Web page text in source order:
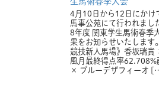
4月10日から12日にかけ
馬事公苑にて行われまし
8年度 関東学生馬術春季
果をお知らせいたします
競技新人馬場》香坂瑞貴
風月最終得点率62.708%
× ブルーデザフィーオ